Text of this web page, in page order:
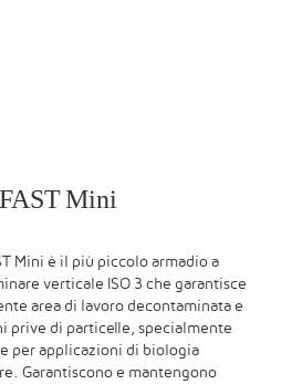
Mini
Mini è il più piccolo armadio a
verticale ISO 3 che garantisce
area di lavoro decontaminata e
prive di particelle, specialmente
per applicazioni di biologia
Garantiscono e mantengono